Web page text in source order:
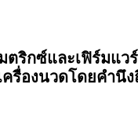
ตริกซ์และเฟิร์มแ
ครื่องนวดโดยคำ